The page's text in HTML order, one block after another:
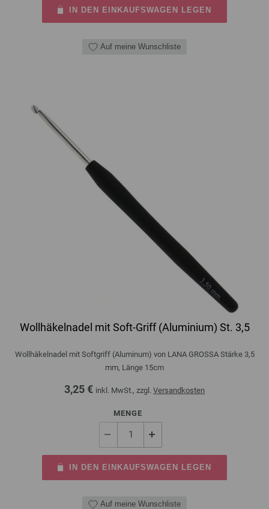
IN DEN EINKAUFSWAGEN LEGEN
Auf meine Wunschliste
Wollhäkelnadel mit Soft-Griff (Aluminium) St. 3,5
Wollhäkelnadel mit Softgriff (Aluminum) von LANA GROSSA Stärke 3,5
mm, Länge 15cm
3,25 € inkl. MwSt., zzgl. Versandkosten
MENGE
IN DEN EINKAUFSWAGEN LEGEN
Auf meine Wunschliste